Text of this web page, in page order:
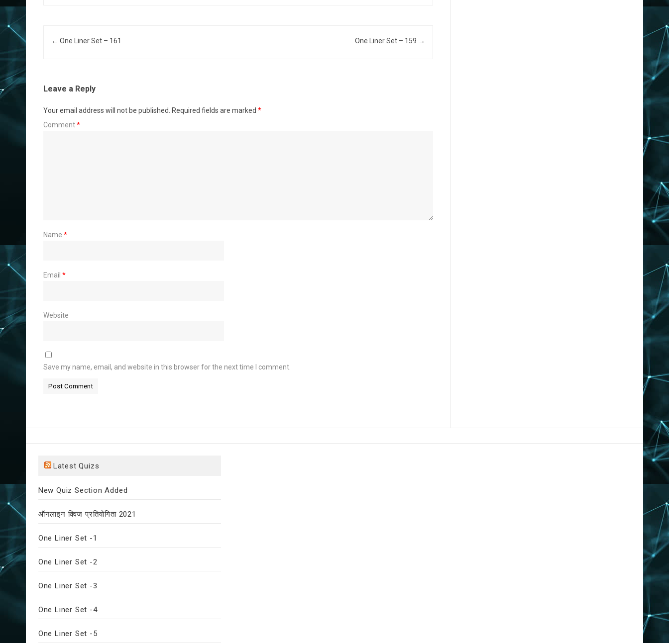
Post navigation
← One Liner Set – 161 One Liner Set – 159 →
Leave a Reply
Your email address will not be published. Required fields are marked *
Comment*
Name *
Email *
Website
Save my name, email, and website in this browser for the next time I comment.
Latest Quizs
New Quiz Section Added
ऑनलाइन क्विज प्रतियोगिता 2021
One Liner Set -1
One Liner Set -2
One Liner Set -3
One Liner Set -4
One Liner Set -5